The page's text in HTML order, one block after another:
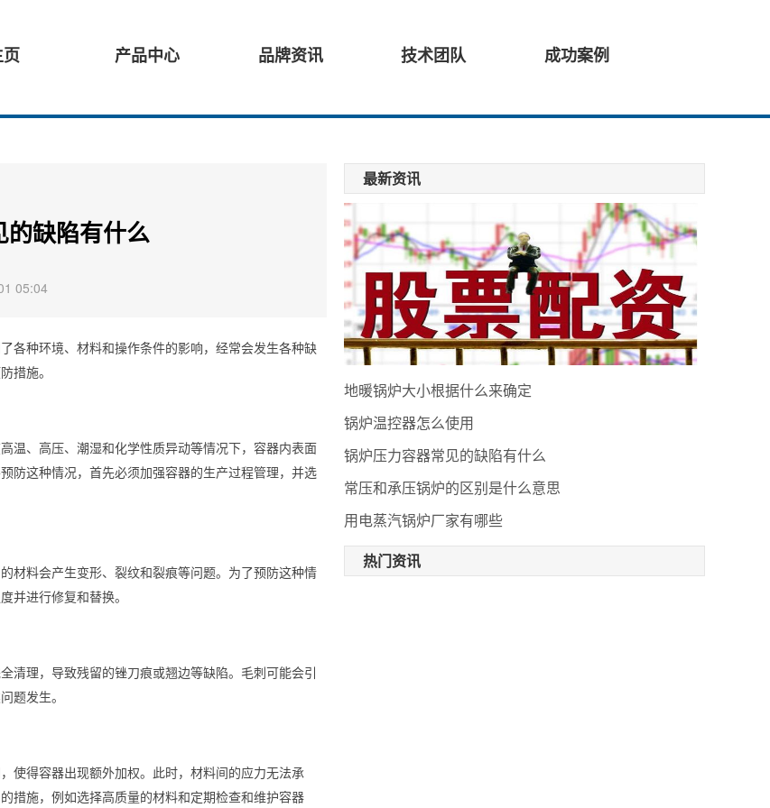
产品中心 品牌资讯 技术团队 成功案例
缺陷有什么
05:04
各种环境、材料和操作条件的影响，经常会发生各种缺
措施。
温、高压、潮湿和化学性质异动等情况下，容器内表面
防这种情况，首先必须加强容器的生产过程管理，并选
材料会产生变形、裂纹和裂痕等问题。为了预防这种情
并进行修复和替换。
清理，导致残留的锉刀痕或翘边等缺陷。毛刺可能会引
题发生。
使得容器出现额外加权。此时，材料间的应力无法承
措施，例如选择高质量的材料和定期检查和维护容器
最新资讯
地暖锅炉大小根据什么来确定
锅炉温控器怎么使用
锅炉压力容器常见的缺陷有什么
常压和承压锅炉的区别是什么意思
用电蒸汽锅炉厂家有哪些
热门资讯